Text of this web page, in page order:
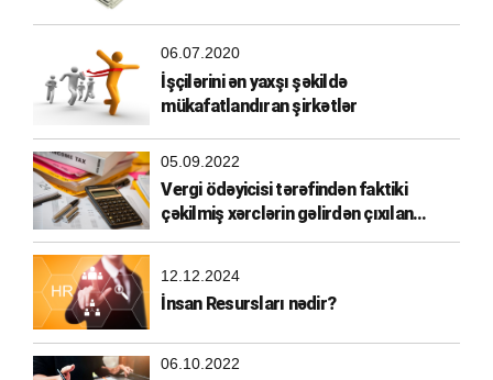
06.07.2020
İşçilərini ən yaxşı şəkildə
mükafatlandıran şirkətlər
05.09.2022
Vergi ödəyicisi tərəfindən faktiki
çəkilmiş xərclərin gəlirdən çıxılan
xərclərə aid edilməsi
12.12.2024
İnsan Resursları nədir?
06.10.2022